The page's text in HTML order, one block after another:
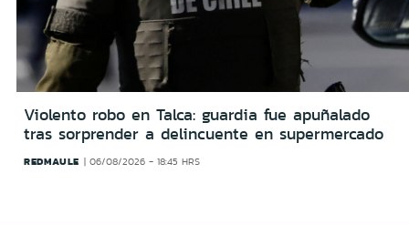
Violento robo en Talca: guardia fue apuñalado
tras sorprender a delincuente en supermercado
REDMAULE 06/08/2026 - 18:45 HRS